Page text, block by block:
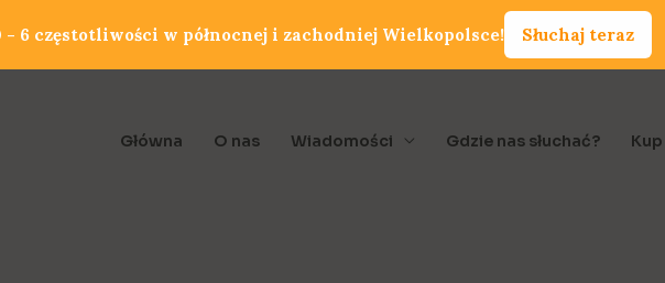
Główna O nas Wiadomości Gdzie nas słuchać?
6 częstotliwości w północnej i zachodniej Wielkopolsce! Słuchaj teraz